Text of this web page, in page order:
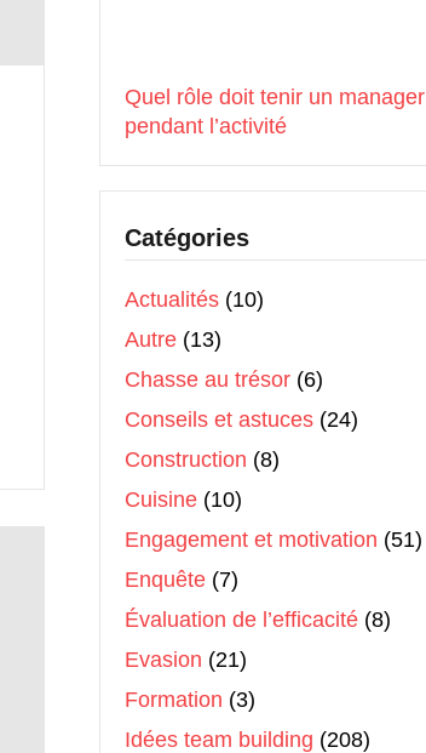
Quel rôle doit tenir un manager
pendant l’activité
Catégories
Actualités (10)
Autre (13)
Chasse au trésor (6)
Conseils et astuces (24)
Construction (8)
Cuisine (10)
Engagement et motivation (51)
Enquête (7)
Évaluation de l’efficacité (8)
Evasion (21)
Formation (3)
Idées team building (208)